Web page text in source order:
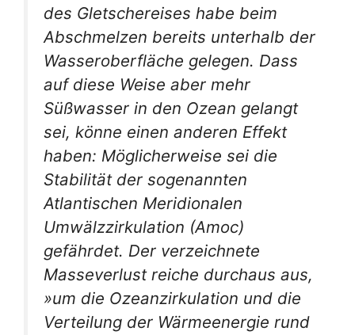
des Gletschereises habe beim
Abschmelzen bereits unterhalb der
Wasseroberfläche gelegen. Dass
auf diese Weise aber mehr
Süßwasser in den Ozean gelangt
sei, könne einen anderen Effekt
haben: Möglicherweise sei die
Stabilität der sogenannten
Atlantischen Meridionalen
Umwälzzirkulation (Amoc)
gefährdet. Der verzeichnete
Masseverlust reiche durchaus aus,
»um die Ozeanzirkulation und die
Verteilung der Wärmeenergie rund